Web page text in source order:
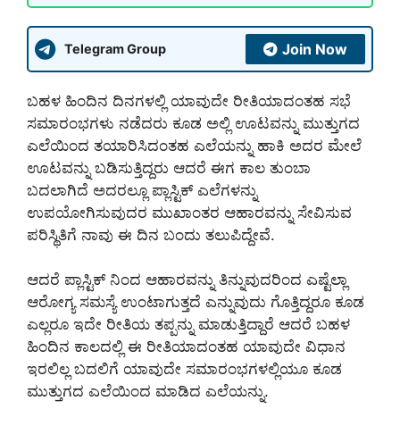
Telegram Group Join Now
ಬಹಳ ಹಿಂದಿನ ದಿನಗಳಲ್ಲಿ ಯಾವುದೇ ರೀತಿಯಾದಂತಹ ಸಭೆ
ಸಮಾರಂಭಗಳು ನಡೆದರು ಕೂಡ ಅಲ್ಲಿ ಊಟವನ್ನು ಮುತ್ತುಗದ
ಎಲೆಯಿಂದ ತಯಾರಿಸಿದಂತಹ ಎಲೆಯನ್ನು ಹಾಕಿ ಅದರ ಮೇಲೆ
ಊಟವನ್ನು ಬಡಿಸುತ್ತಿದ್ದರು ಆದರೆ ಈಗ ಕಾಲ ತುಂಬಾ
ಬದಲಾಗಿದೆ ಅದರಲ್ಲೂ ಪ್ಲಾಸ್ಟಿಕ್ ಎಲೆಗಳನ್ನು
ಉಪಯೋಗಿಸುವುದರ ಮುಖಾಂತರ ಆಹಾರವನ್ನು ಸೇವಿಸುವ
ಪರಿಸ್ಥಿತಿಗೆ ನಾವು ಈ ದಿನ ಬಂದು ತಲುಪಿದ್ದೇವೆ.
ಆದರೆ ಪ್ಲಾಸ್ಟಿಕ್ ನಿಂದ ಆಹಾರವನ್ನು ತಿನ್ನುವುದರಿಂದ ಎಷ್ಟೆಲ್ಲಾ
ಆರೋಗ್ಯ ಸಮಸ್ಯೆ ಉಂಟಾಗುತ್ತದೆ ಎನ್ನುವುದು ಗೊತ್ತಿದ್ದರೂ ಕೂಡ
ಎಲ್ಲರೂ ಇದೇ ರೀತಿಯ ತಪ್ಪನ್ನು ಮಾಡುತ್ತಿದ್ದಾರೆ ಆದರೆ ಬಹಳ
ಹಿಂದಿನ ಕಾಲದಲ್ಲಿ ಈ ರೀತಿಯಾದಂತಹ ಯಾವುದೇ ವಿಧಾನ
ಇರಲಿಲ್ಲ ಬದಲಿಗೆ ಯಾವುದೇ ಸಮಾರಂಭಗಳಲ್ಲಿಯೂ ಕೂಡ
ಮುತ್ತುಗದ ಎಲೆಯಿಂದ ಮಾಡಿದ ಎಲೆಯನ್ನು.